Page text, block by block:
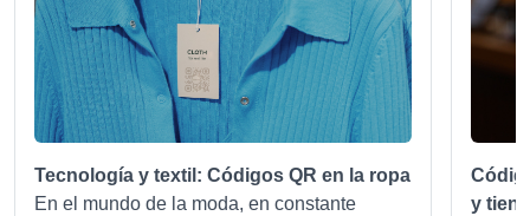
Tecnología y textil: Códigos QR en la ropa
En el mundo de la moda, en constante
y